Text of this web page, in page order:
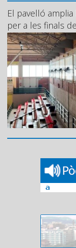
El pavelló
per a les finals